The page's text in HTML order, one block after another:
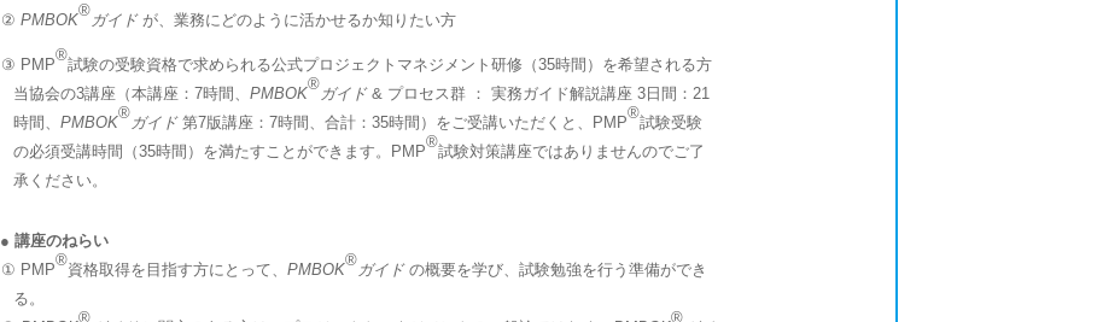
② PMBOK
®
ガイドが、業務にどのように活かせるか知りたい方
③ PMP
®
試験の受験資格で求められる公式プロジェクトマネジメント研修（35時間）を希望される方
当協会の3講座（本講座：7時間、PMBOK
®
ガイド& プロセス群 ： 実務ガイド解説講座 3日間：21
時間、PMBOK
®
ガイド第7版講座：7時間、合計：35時間）をご受講いただくと、PMP
®
試験受験
の必須受講時間（35時間）を満たすことができます。PMP
®
試験対策講座ではありませんのでご了
承ください。
● 講座のねらい
① PMP
®
資格取得を目指す方にとって、 PMBOK
®
ガイドの概要を学び、試験勉強を行う準備ができ
る。
® ®